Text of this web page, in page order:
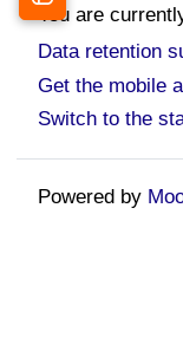
Open course
You are
Data retention
Get the mobile
Switch to the
Powered by